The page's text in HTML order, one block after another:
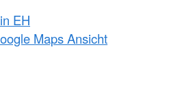
EH
Maps Ansicht